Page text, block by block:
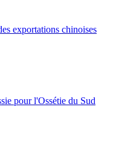
exportations chinoises
pour l'Ossétie du Sud